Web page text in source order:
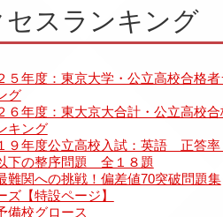
セスランキング